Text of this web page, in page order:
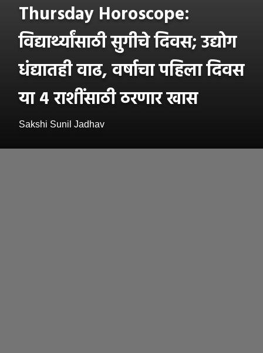
Thursday Horoscope:
विद्यार्थ्यांसाठी सुगीचे दिवस; उद्योग
धंद्यातही वाढ, वर्षाचा पहिला दिवस
या ४ राशींसाठी ठरणार खास
Sakshi Sunil Jadhav